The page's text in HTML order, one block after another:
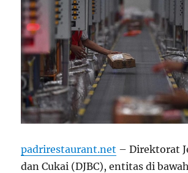
padrirestaurant.net – Direktorat
dan Cukai (DJBC), entitas di bawah